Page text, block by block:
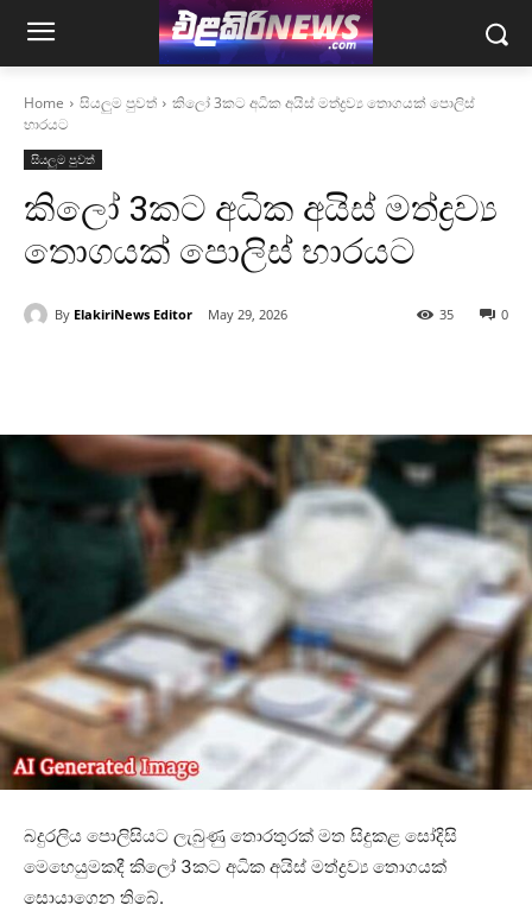
Home සියලුම පුවත්
කිලෝ 3කට අධික අයිස් මත්ද්‍රව්‍ය තොගයක් පොලිස්
භාරයට
සියලුම පුවත්
කිලෝ 3කට අධික අයිස් මත්ද්‍රව්‍ය
තොගයක් පොලිස් භාරයට
By ElakiriNews Editor May 29, 2026 0
35
බදුරලිය පොලිසියට ලැබුණු තොරතුරක් මත සිදුකළ සෝදිසි
මෙහෙයුමකදී කිලෝ 3කට අධික අයිස් මත්ද්‍රව්‍ය තොගයක්
සොයාගෙන තිබේ.